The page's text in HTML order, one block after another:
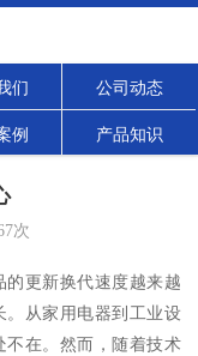
们 公司动态
例 产品知识
次
更新换代速度越来越
。从家用电器到工业设
不在。然而，随着技术